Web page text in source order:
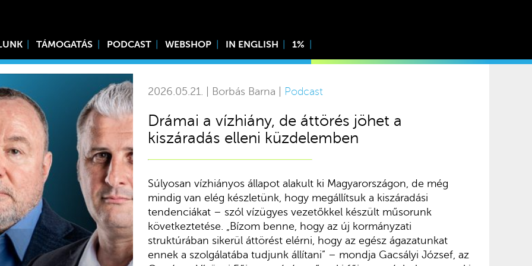
TÁMOGATÁS PODCAST WEBSHOP IN ENGLISH 1%
2026.05.21. | Borbás Barna | Podcast
Drámai a vízhiány, de áttörés jöhet a
kiszáradás elleni küzdelemben
Súlyosan vízhiányos állapot alakult ki Magyarországon, de még
mindig van elég készletünk, hogy megállítsuk a kiszáradási
tendenciákat – szól vízügyes vezetőkkel készült műsorunk
következtetése. „Bízom benne, hogy az új kormányzati
struktúrában sikerül áttörést elérni, hogy az egész ágazatunkat
ennek a szolgálatába tudjunk állítani” – mondja Gacsályi József, az